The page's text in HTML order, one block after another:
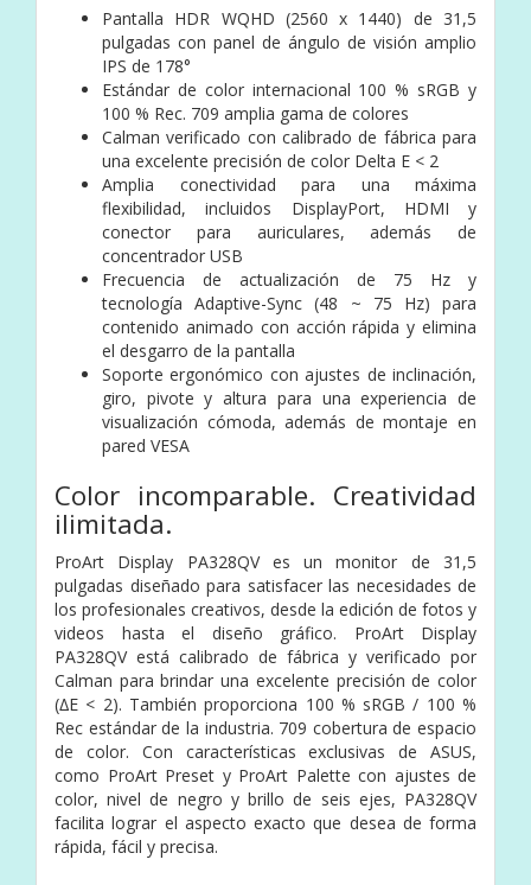
Pantalla HDR WQHD (2560 x 1440) de 31,5
pulgadas con panel de ángulo de visión amplio
IPS de 178°
Estándar de color internacional 100 % sRGB y
100 % Rec. 709 amplia gama de colores
Calman verificado con calibrado de fábrica para
una excelente precisión de color Delta E < 2
Amplia conectividad para una máxima
flexibilidad, incluidos DisplayPort, HDMI y
conector para auriculares, además de
concentrador USB
Frecuencia de actualización de 75 Hz y
tecnología Adaptive-Sync (48 ~ 75 Hz) para
contenido animado con acción rápida y elimina
el desgarro de la pantalla
Soporte ergonómico con ajustes de inclinación,
giro, pivote y altura para una experiencia de
visualización cómoda, además de montaje en
pared VESA
Color incomparable. Creatividad
ilimitada.
ProArt Display PA328QV es un monitor de 31,5
pulgadas diseñado para satisfacer las necesidades de
los profesionales creativos, desde la edición de fotos y
videos hasta el diseño gráfico. ProArt Display
PA328QV está calibrado de fábrica y verificado por
Calman para brindar una excelente precisión de color
(∆E < 2). También proporciona 100 % sRGB / 100 %
Rec estándar de la industria. 709 cobertura de espacio
de color. Con características exclusivas de ASUS,
como ProArt Preset y ProArt Palette con ajustes de
color, nivel de negro y brillo de seis ejes, PA328QV
facilita lograr el aspecto exacto que desea de forma
rápida, fácil y precisa.